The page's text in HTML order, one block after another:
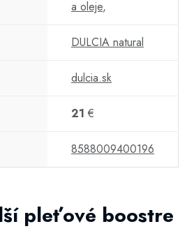
a oleje,
DULCIA natural
dulcia.sk
21 €
8588009400196
pleťové boostre